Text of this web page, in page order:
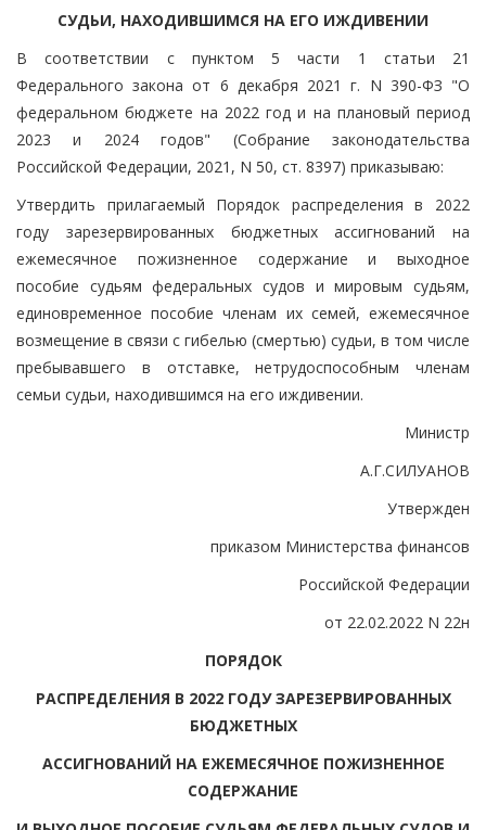
СУДЬИ, НАХОДИВШИМСЯ НА ЕГО ИЖДИВЕНИИ
В соответствии с пунктом 5 части 1 статьи 21
Федерального закона от 6 декабря 2021 г. N 390-ФЗ "О
федеральном бюджете на 2022 год и на плановый период
2023 и 2024 годов" (Собрание законодательства
Российской Федерации, 2021, N 50, ст. 8397) приказываю:
Утвердить прилагаемый Порядок распределения в 2022
году зарезервированных бюджетных ассигнований на
ежемесячное пожизненное содержание и выходное
пособие судьям федеральных судов и мировым судьям,
единовременное пособие членам их семей, ежемесячное
возмещение в связи с гибелью (смертью) судьи, в том числе
пребывавшего в отставке, нетрудоспособным членам
семьи судьи, находившимся на его иждивении.
Министр
А.Г.СИЛУАНОВ
Утвержден
приказом Министерства финансов
Российской Федерации
от 22.02.2022 N 22н
ПОРЯДОК
РАСПРЕДЕЛЕНИЯ В 2022 ГОДУ ЗАРЕЗЕРВИРОВАННЫХ
БЮДЖЕТНЫХ
АССИГНОВАНИЙ НА ЕЖЕМЕСЯЧНОЕ ПОЖИЗНЕННОЕ
СОДЕРЖАНИЕ